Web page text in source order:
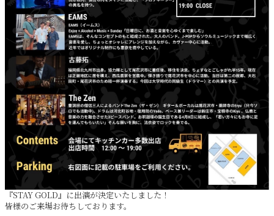
『STAY GOLD』に出演が決定いたしました！
皆様のご来場お待ちしております。